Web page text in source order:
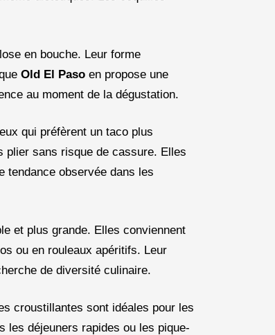
en bouche. Leur forme
Old El Paso en propose une
au moment de la dégustation.
qui préfèrent un taco plus
plier sans risque de cassure. Elles
tendance observée dans les
et plus grande. Elles conviennent
ou en rouleaux apéritifs. Leur
de diversité culinaire.
croustillantes sont idéales pour les
les déjeuners rapides ou les pique-